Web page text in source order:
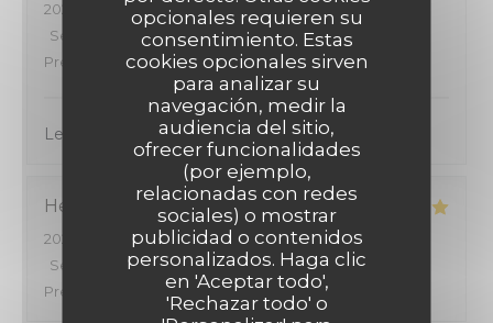
opcionales requieren su
consentimiento. Estas
cookies opcionales sirven
para analizar su
navegación, medir la
audiencia del sitio,
ofrecer funcionalidades
(por ejemplo,
relacionadas con redes
sociales) o mostrar
publicidad o contenidos
personalizados. Haga clic
en 'Aceptar todo',
'Rechazar todo' o
2026-08-02 - 13:15 - Invitados 2
Servicio
/5 Ambiente:4/5 Menú :4/5 Calidad /
Precio
/5
Le cadre est agréable et les menus sont bien
Henri
2026-08-01
- 19:30 - Invitados 2
Servicio
4/5 Ambiente:4/5 Menú:5/5
Calidad /
Precio